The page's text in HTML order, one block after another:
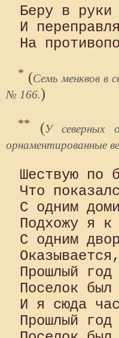
Беру в руки
И
* (Семь менквов в
№ 166.)
** (У северных
орнаментированные
Шествую по
Что
С одним
Подхожу я к
С одним
Прошлый год
Поселок
И я сюда
Прошлый год